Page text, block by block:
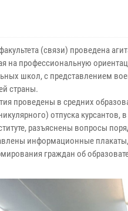
(связи) проведена
на профессиональную
школ, с представлением
страны.
проведены в средних
отпуска
разъяснены вопросы
информационные
граждан об